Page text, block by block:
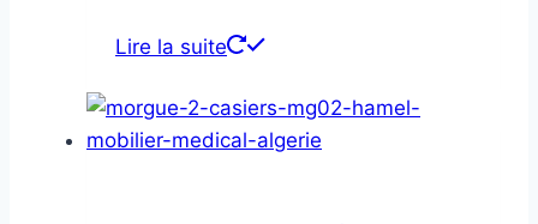
Lire la suite